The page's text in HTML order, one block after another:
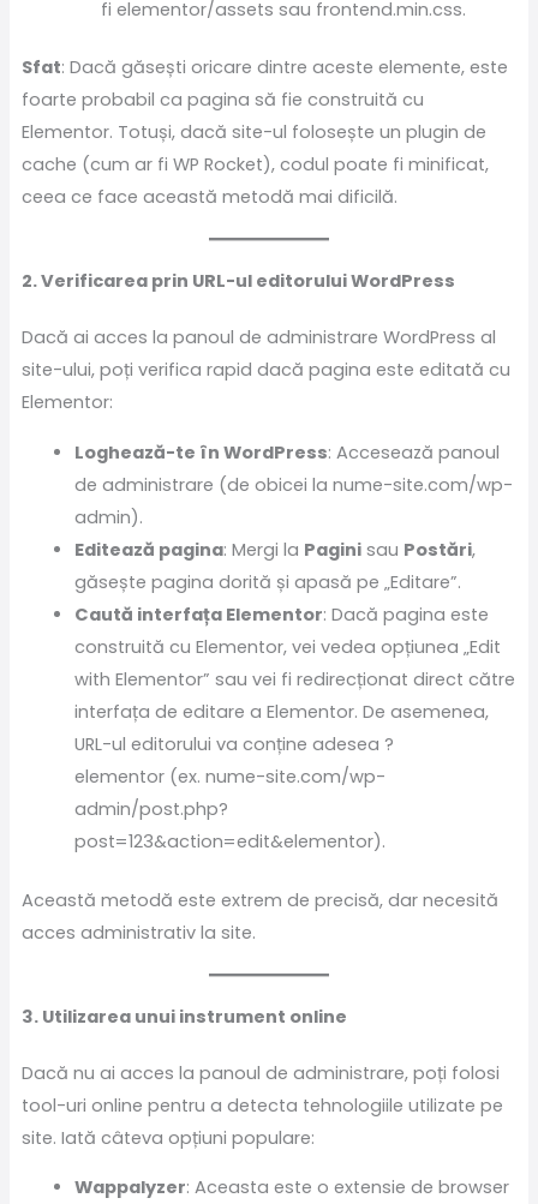
fi elementor/assets sau frontend.min.css.
Sfat: Dacă găsești oricare dintre aceste elemente, este
foarte probabil ca pagina să fie construită cu
Elementor. Totuși, dacă site-ul folosește un plugin de
cache (cum ar fi WP Rocket), codul poate fi minificat,
ceea ce face această metodă mai dificilă.
2. Verificarea prin URL-ul editorului WordPress
Dacă ai acces la panoul de administrare WordPress al
site-ului, poți verifica rapid dacă pagina este editată cu
Elementor:
Loghează-te în WordPress: Accesează panoul
de administrare (de obicei la nume-site.com/wp-
admin).
Editează pagina: Mergi la Paginisau Postări,
găsește pagina dorită și apasă pe „Editare”.
Caută interfața Elementor: Dacă pagina este
construită cu Elementor, vei vedea opțiunea „Edit
with Elementor” sau vei fi redirecționat direct către
interfața de editare a Elementor. De asemenea,
URL-ul editorului va conține adesea ?
elementor (ex. nume-site.com/wp-
admin/post.php?
post=123&action=edit&elementor).
Această metodă este extrem de precisă, dar necesită
acces administrativ la site.
3. Utilizarea unui instrument online
Dacă nu ai acces la panoul de administrare, poți folosi
tool-uri online pentru a detecta tehnologiile utilizate pe
site. Iată câteva opțiuni populare:
Wappalyzer: Aceasta este o extensie de browser